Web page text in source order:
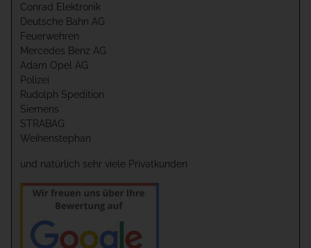
Conrad Elektronik
Deutsche Bahn AG
Feuerwehren
Mercedes Benz AG
Adam Opel AG
Polizei
Rudolph Spedition
Siemens
STRABAG
Weihenstephan
und natürlich sehr viele Privatkunden